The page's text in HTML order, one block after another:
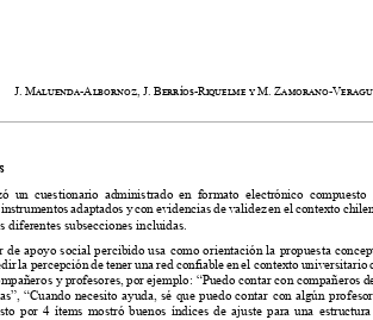

un cuestionario administrado en formato electrónico

diferentes subsecciones incluidas.
de apoyo social percibido usa como orientación la propuesta


        
por 4 ítems mostró buenos índices de ajuste para una